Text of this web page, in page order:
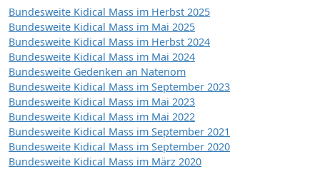
Bundesweite Kidical Mass im Herbst 2025
Bundesweite Kidical Mass im Mai 2025
Bundesweite Kidical Mass im Herbst 2024
Bundesweite Kidical Mass im Mai 2024
Bundesweite Gedenken an Natenom
Bundesweite Kidical Mass im September 2023
Bundesweite Kidical Mass im Mai 2023
Bundesweite Kidical Mass im Mai 2022
Bundesweite Kidical Mass im September 2021
Bundesweite Kidical Mass im September 2020
Bundesweite Kidical Mass im März 2020